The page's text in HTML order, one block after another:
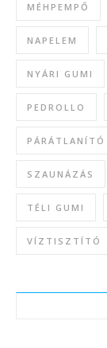
MÉHPEMPŐ
NAPELEM
NYÁRI GUMI
PEDROLLO
PÁRÁTLANÍTÓ
SZAUNÁZÁS
TÉLI GUMI
VÍZTISZTÍTÓ